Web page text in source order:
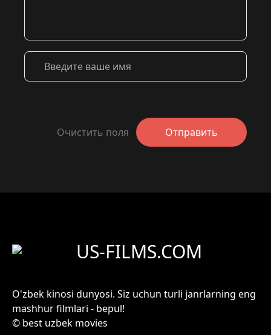
Очистить поля Отправить
US-FILMS.COM
O'zbek kinosi dunyosi. Siz uchun turli janrlarning eng
mashhur filmlari - bepul!
© best uzbek movies